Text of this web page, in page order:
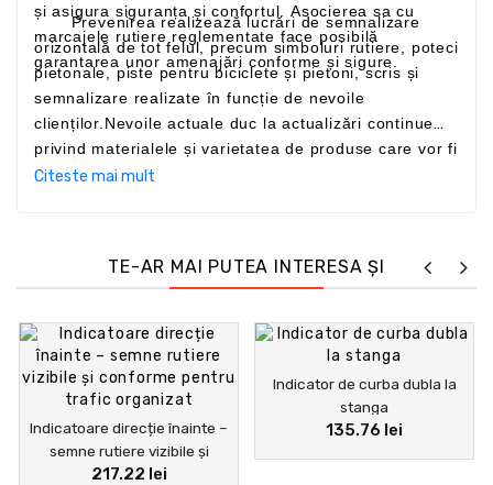
și asigura siguranța și confortul. Asocierea sa cu
marcajele rutiere reglementate face posibilă
garantarea unor amenajări conforme și sigure.
Prevenirea realizează lucrări de semnalizare
orizontală de tot felul, precum simboluri rutiere, poteci
pietonale, piste pentru biciclete și pietoni, scris și
semnalizare realizate în funcție de nevoile
clienților.Nevoile actuale duc la actualizări continue
privind materialele și varietatea de produse care vor fi
utilizate pentru a crea noi tipuri de intervenții potrivite
instalarea unui portal de autostradă, echipele noastre
pentru toate tipurile de lucrări. Ca parte a certificării
noastre ISO 9001, serviciile noastre de instalare de
semnalizare verticală sunt guvernate de proceduri de
calitate pentru a garanta instalarea conform regulilor
tehnicii și în conformitate cu cerințele de
reglementare..
Citeste mai mult
TE-AR MAI PUTEA INTERESA ȘI
Indicatoare direcție înainte –
semne rutiere vizibile și
conforme pentru trafic
217.22 lei
Indicator de curba dubla la
stanga
135.76 lei